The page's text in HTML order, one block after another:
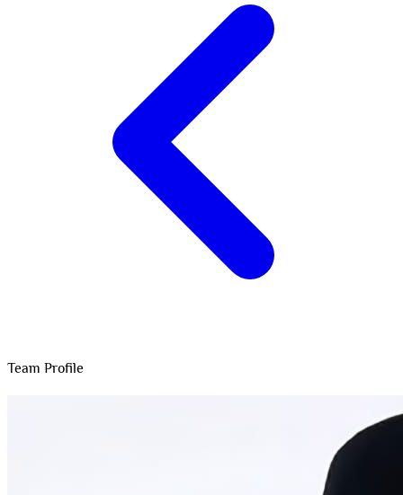
Team Profile